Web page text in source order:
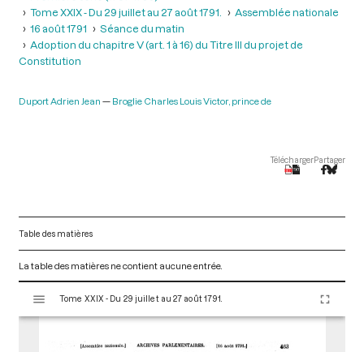
Tome XXIX - Du 29 juillet au 27 août 1791.
Assemblée nationale
16 août 1791
Séance du matin
Adoption du chapitre V (art. 1 à 16) du Titre III du projet de
Constitution
Duport Adrien Jean Broglie Charles Louis Victor, prince de
TéléchargerPartager
Table des matières
La table des matières ne contient aucune entrée.
s
Tome XXIX - Du 29 juillet au 27 août 1791.